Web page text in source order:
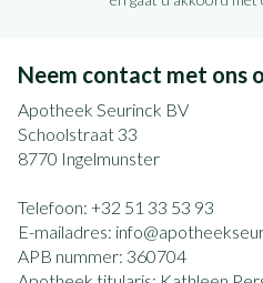
Neem contact met ons
Apotheek Seurinck BV
Schoolstraat 33
8770 Ingelmunster
Telefoon: +32 51 33 53 93
E-mailadres: info@
APB nummer: 360704